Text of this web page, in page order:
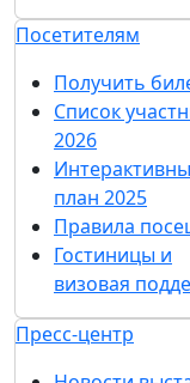
Посетителям
Получить
Список
2026
план 2025
Правила
Гостиницы и
визовая
Пресс-центр